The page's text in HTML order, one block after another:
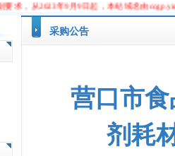
年9月9日起，本站域名由
采购公告
营口市
剂耗